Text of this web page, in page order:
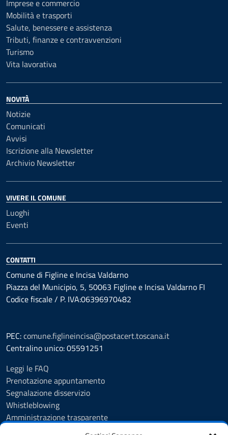
Imprese e commercio
Mobilità e trasporti
Salute, benessere e assistenza
Tributi, finanze e contravvenzioni
Turismo
Vita lavorativa
NOVITÀ
Notizie
Comunicati
Avvisi
Iscrizione alla Newsletter
Archivio Newsletter
VIVERE IL COMUNE
Luoghi
Eventi
CONTATTI
Comune di Figline e Incisa Valdarno
Piazza del Municipio, 5, 50063 Figline e Incisa Valdarno FI
Codice fiscale / P. IVA:06396970482
PEC:comune.figlineincisa@postacert.toscana.it
Centralino unico: 05591251
Leggi le FAQ
Prenotazione appuntamento
Segnalazione disservizio
Whistleblowing
Amministrazione trasparente